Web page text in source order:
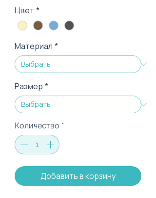
Цвет *
Материал *
Размер *
Количество *
Добавить в корзину